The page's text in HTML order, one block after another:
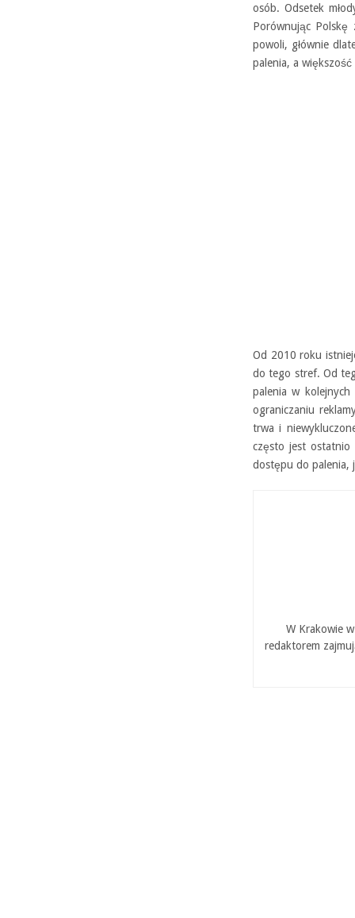
osób. Odsetek
Porównując Polskę
powoli, głównie
palenia, a
Od 2010 roku
do tego stref. Od
palenia w kolejnych
ograniczaniu
trwa i
często jest ostatnio
dostępu do palenia,
W Krakowie
redaktorem